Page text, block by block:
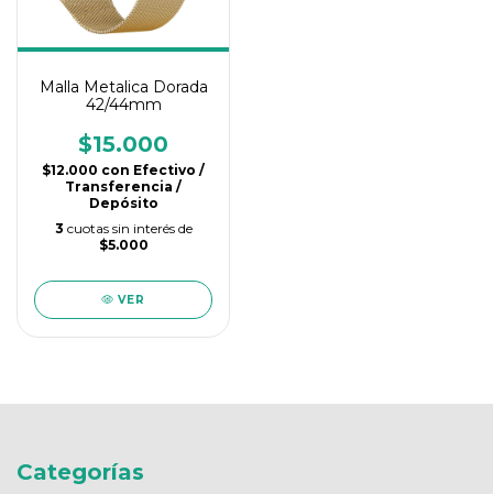
Malla Metalica Dorada
42/44mm
$15.000
$12.000 con Efectivo /
Transferencia /
Depósito
3 cuotas sin interés de
$5.000
VER
Categorías